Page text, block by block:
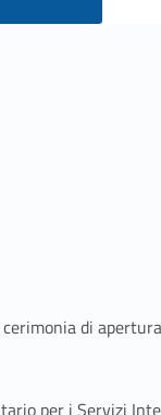
di